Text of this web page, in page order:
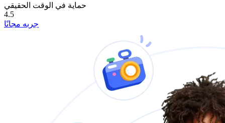
حماية في الوقت الحقيقي
4.5
جربه مجانًا